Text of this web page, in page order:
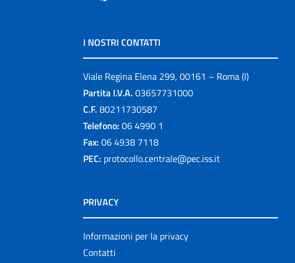
I NOSTRI CONTATTI
Viale Regina Elena 299, 00161 – Roma (I)
Partita I.V.A. 03657731000
C.F. 80211730587
Telefono: 06 4990 1
Fax: 06 4938 7118
PEC: protocollo.centrale@pec.iss.it
PRIVACY
Informazioni per la privacy
Contatti